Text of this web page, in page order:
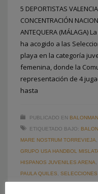
5 DEPORTISTAS
CONCENTRACIÓN
ANTEQUERA (MÁLAGA)
ha acogido a las
playa en la categoría
femenina, donde la
representación de 4
hasta
PUBLICADO EN
ETIQUETADO BAJO:
MARE NOSTRUM TORREVIEJA
GRUPO USA HANDBOL
HISPANOS JUVENILES ARENA
PAULA QUILES